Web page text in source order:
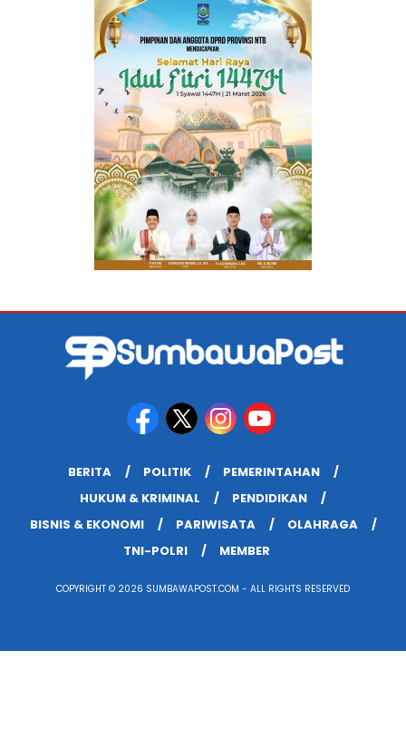
BERITA POLITIK
PEMERINTAHAN
HUKUM & KRIMINAL
PENDIDIKAN
BISNIS & EKONOMI
PARIWISATA
OLAHRAGA
TNI-POLRI
MEMBER
COPYRIGHT © 2026 SUMBAWAPOST.COM - ALL RIGHTS RESERVED